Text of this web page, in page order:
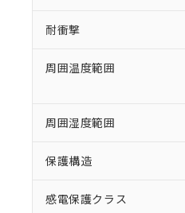
耐衝撃
周囲温度範囲
周囲湿度範囲
保護構造
感電保護クラス